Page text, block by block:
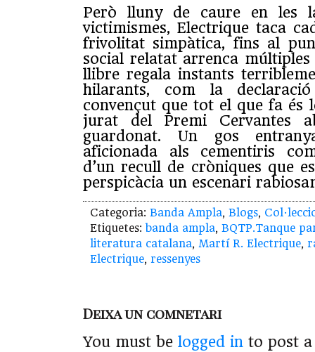
Però lluny de caure en les
victimismes, Electrique taca
frivolitat simpàtica, fins al
social relatat arrenca
llibre regala instants
hilarants, com la
convençut que tot el que fa és
jurat del Premi Cervantes
guardonat. Un gos
aficionada als cementiris
d’un recull de cròniques que
perspicàcia un escenari
Categoria: Banda Ampla, Blogs,
Etiquetes:banda ampla, BQTP.Tanque
literatura catalana, Martí R. Electrique,
Electrique, ressenyes
Deixa un comnetari
You must be logged in to post